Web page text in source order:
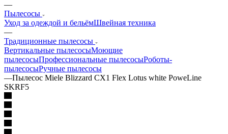
—
Пылесосы
Уход за одеждой и бельёмШвейная техника
—
Традиционные пылесосы
Вертикальные пылесосыМоющие
пылесосыПрофессиональные пылесосыРоботы-
пылесосыРучные пылесосы
—Пылесос Miele Blizzard CX1 Flex Lotus white PoweLine
SKRF5